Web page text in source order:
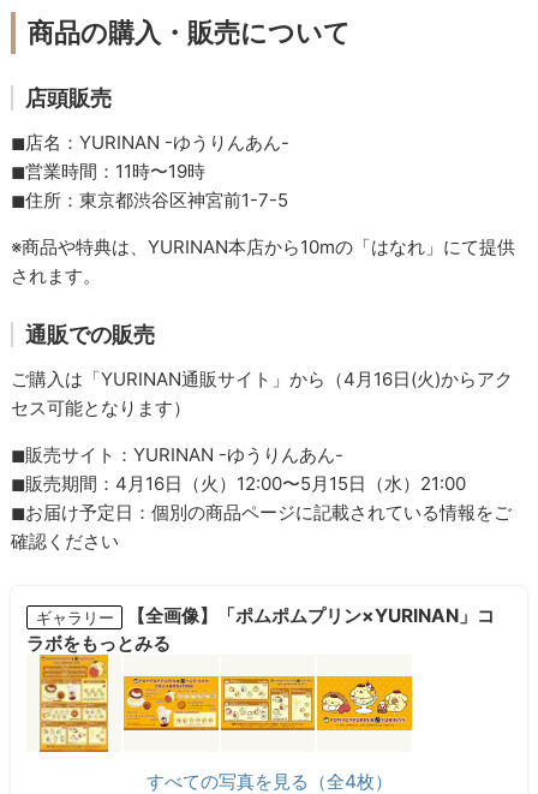
商品の購入・販売について
店頭販売
◼︎店名：YURINAN -ゆうりんあん-
◼︎営業時間：11時〜19時
◼︎住所：東京都渋谷区神宮前1-7-5
※商品や特典は、YURINAN本店から10mの「はなれ」にて提供
されます。
通販での販売
ご購入は「YURINAN通販サイト」から（4月16日(火)からアク
セス可能となります）
◼︎販売サイト：YURINAN -ゆうりんあん-
◼︎販売期間：4月16日（火）12:00〜5月15日（水）21:00
◼︎お届け予定日：個別の商品ページに記載されている情報をご
確認ください
ギャラリー
【全画像】「ポムポムプリン×YURINAN」コ
ラボをもっとみる
すべての写真を見る（全4枚）